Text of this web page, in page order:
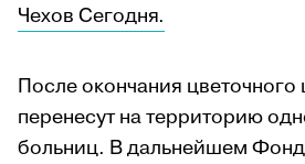
Чехов Сегодня.
После окончания
перенесут на территорию
больниц. В дальнейшем Фонд